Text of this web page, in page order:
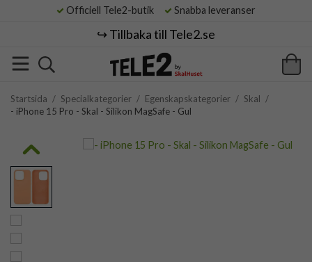
Officiell Tele2-butik Snabba leveranser
↪️ Tillbaka till Tele2.se
Startsida / Specialkategorier / Egenskapskategorier / Skal /
- iPhone 15 Pro - Skal - Silikon MagSafe - Gul